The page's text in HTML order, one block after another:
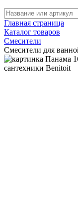
Главная страница
Каталог товаров
Смесители
Смесители для